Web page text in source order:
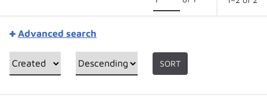
Advanced search
SORT